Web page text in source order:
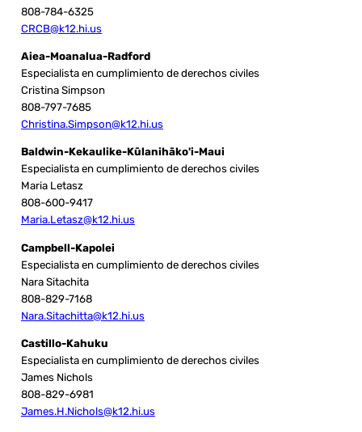
808-784-6325
CRCB@k12.hi.us
Aiea-Moanalua-Radford
Especialista en cumplimiento de derechos civiles
Cristina Simpson
808-797-7685
Christina.Simpson@k12.hi.us
Baldwin-Kekaulike-Kūlanihāko'i-Maui
Especialista en cumplimiento de derechos civiles
Maria Letasz
808-600-9417
Maria.Letasz@k12.hi.us
Campbell-Kapolei
Especialista en cumplimiento de derechos civiles
Nara Sitachita
808-829-7168
Nara.Sitachitta@k12.hi.us
Castillo-Kahuku
Especialista en cumplimiento de derechos civiles
James Nichols
808-829-6981
James.H.Nichols@k12.hi.us